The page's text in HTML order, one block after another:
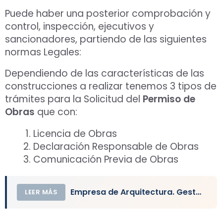
Puede haber una posterior comprobación y
control, inspección, ejecutivos y
sancionadores, partiendo de las siguientes
normas Legales:
Dependiendo de las características de las
construcciones a realizar tenemos 3 tipos de
trámites para la Solicitud del Permiso de
Obras que con:
Licencia de Obras
Declaración Responsable de Obras
Comunicación Previa de Obras
LEER MÁS Empresa de Arquitectura. Gestión de Obras y Proyectos